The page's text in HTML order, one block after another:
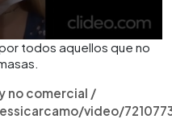
todos aquellos que no
no comercial /
video/